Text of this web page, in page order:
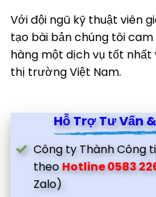
Với đội ngũ kỹ thuật viên
tạo bài bản chúng tôi
hàng một dịch vụ tốt
thị trường Việt Nam.
Hỗ Trợ Tư Vấn
Công ty Thành Công
theo Hotline 0583
Zalo)